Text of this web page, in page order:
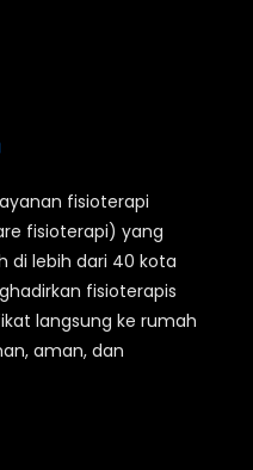
fisioterapi
fisioterapi) yang
di lebih dari 40 kota
fisioterapis
langsung ke rumah
aman, dan